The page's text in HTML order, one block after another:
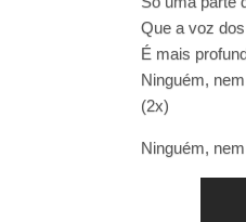
Que a voz
É mais
Ninguém,
(2x)
Ninguém,